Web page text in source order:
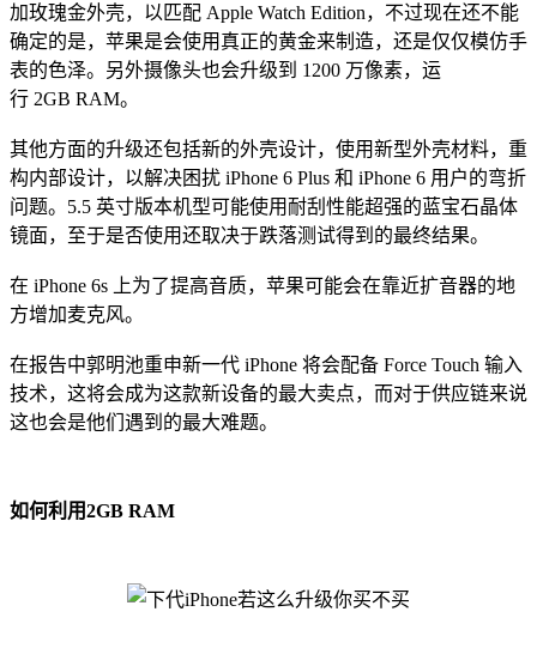
加玫瑰金外壳，以匹配 Apple Watch Edition，不过现在还不能
确定的是，苹果是会使用真正的黄金来制造，还是仅仅模仿手
表的色泽。另外摄像头也会升级到 1200 万像素，运
行 2GB RAM。
其他方面的升级还包括新的外壳设计，使用新型外壳材料，重
构内部设计，以解决困扰 iPhone 6 Plus 和 iPhone 6 用户的弯折
问题。5.5 英寸版本机型可能使用耐刮性能超强的蓝宝石晶体
镜面，至于是否使用还取决于跌落测试得到的最终结果。
在 iPhone 6s 上为了提高音质，苹果可能会在靠近扩音器的地
方增加麦克风。
在报告中郭明池重申新一代 iPhone 将会配备 Force Touch 输入
技术，这将会成为这款新设备的最大卖点，而对于供应链来说
这也会是他们遇到的最大难题。
如何利用2GB RAM